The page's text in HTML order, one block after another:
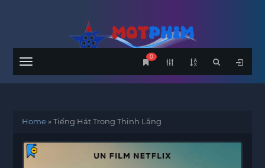
Menu
0
Home»Tiếng Hát Trong Thinh Lặng